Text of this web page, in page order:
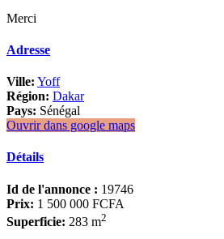
Merci
Adresse
Ville: Yoff
Région: Dakar
Pays: Sénégal
Ouvrir dans google maps
Détails
Id de l'annonce : 19746
Prix: 1 500 000 FCFA
Superficie: 283 m2